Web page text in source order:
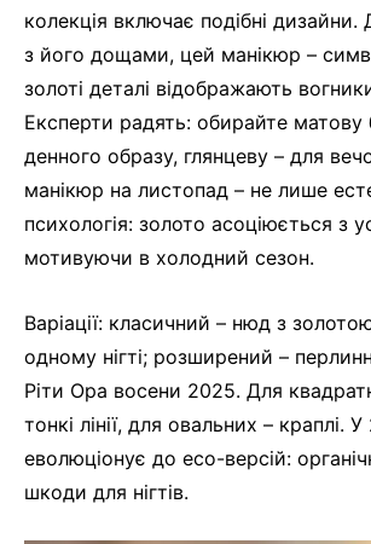
колекція включає подібні
з його дощами, цей манікюр –
золоті деталі відображають
Експерти радять: обирайте матову
денного образу, глянцеву – для
манікюр на листопад – не лише
психологія: золото асоціюється з
мотивуючи в холодний сезон.
Варіації: класичний – нюд з
одному нігті; розширений –
Ріти Ора восени 2025. Для
тонкі лінії, для овальних – краплі.
еволюціонує до eco-версій:
шкоди для нігтів.